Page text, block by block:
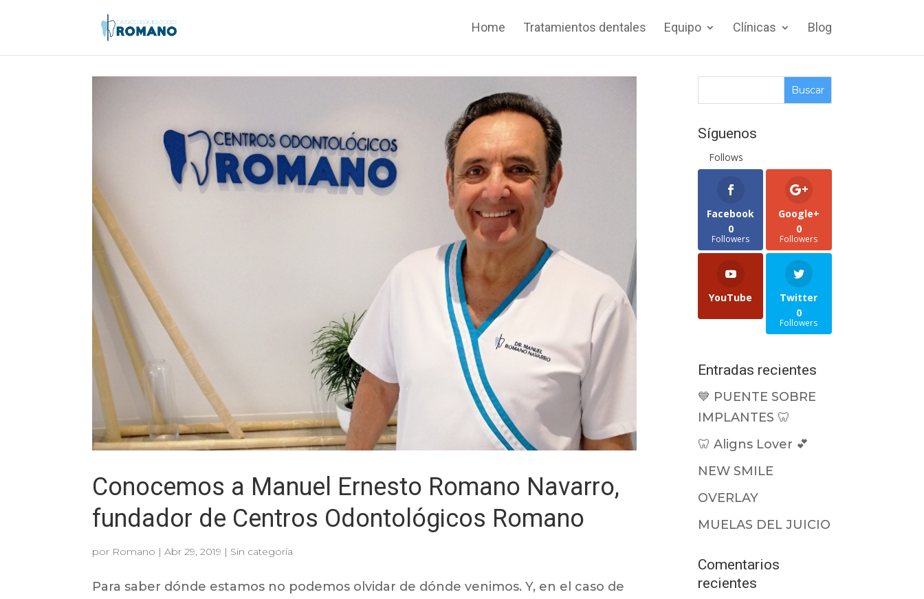
Home Tratamientos dentales Equipo Clínicas Blog
Conocemos a Manuel Ernesto Romano Navarro,
fundador de Centros Odontológicos Romano
por Romano |Abr 29, 2019 | Sin categoría
Para saber dónde estamos no podemos olvidar de dónde venimos. Y, en el caso de
Síguenos
Follows
Facebook
0
Followers
Google+
0
Followers
YouTube
Twitter
0
Followers
Entradas recientes
💙 PUENTE SOBRE
IMPLANTES 🦷
🦷 Aligns Lover 💕
NEW SMILE
OVERLAY
MUELAS DEL JUICIO
Comentarios
recientes